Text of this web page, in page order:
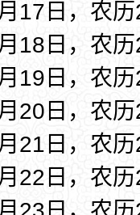
17日，农
18日，农
19日，农
20日，农
21日，农
22日，农